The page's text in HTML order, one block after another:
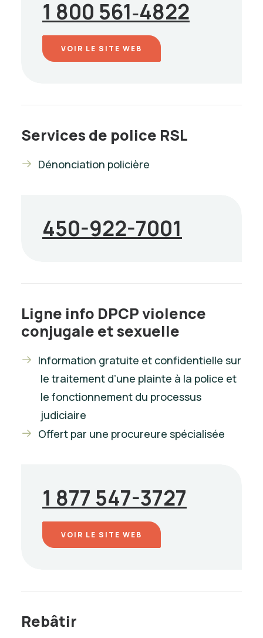
1 800 561‑4822
VOIR LE SITE WEB
Services de police RSL
Dénonciation policière
450-922-7001
Ligne info DPCP violence
conjugale et sexuelle
Information gratuite et confidentielle sur
le traitement d’une plainte à la police et
le fonctionnement du processus
judiciaire
Offert par une procureure spécialisée
1 877 547-3727
VOIR LE SITE WEB
Rebâtir